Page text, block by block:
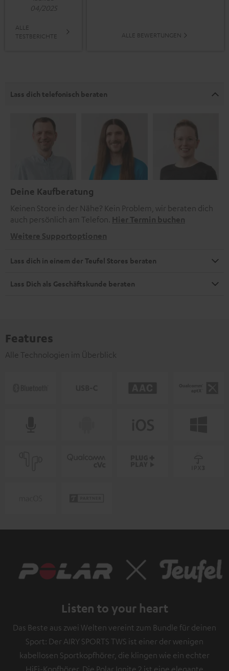
04/2025
ALLE
TESTBERICHTE
ALLE BEWERTUNGEN
Lass dich telefonisch beraten
Deine Kaufberatung
Keinen Store in der Nähe? Kein Problem, wir beraten dich
auch persönlich am Telefon. Hier Termin buchen
Weitere Supportoptionen
Lass dich in einem der Teufel Stores beraten
Lass Dich als Geschäftskunde beraten
Features
Alle Technologien im Überblick
Listen to your heart
Das Beste aus zwei Welten vereint zum Bundle für deinen
Sport: Der AIRY SPORTS TWS ist einer der wenigen
kabellosen Sportkopfhörer, die klingen wie ein echter
HiFi-Kopfhörer. Die Polar Ignite 2 ist eine elegante